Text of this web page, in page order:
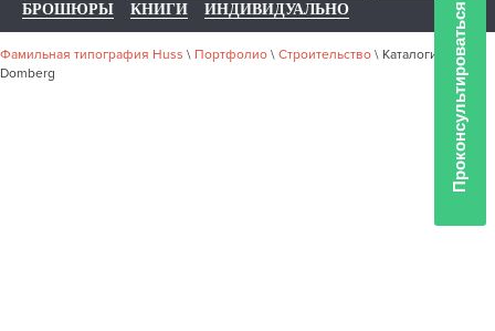
БРОШЮРЫ
КНИГИ ИНДИВИДУАЛЬНО
Фамильная типография Huss \ Портфолио \ Строительство \ Каталоги
Domberg
Проконсультироваться